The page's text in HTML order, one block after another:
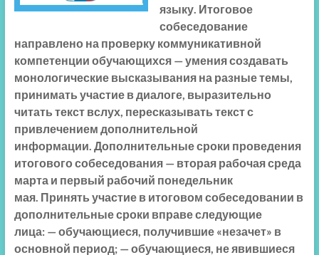
языку. Итоговое
собеседование
направлено на проверку коммуникативной
компетенции обучающихся — умения создавать
монологические высказывания на разные темы,
принимать участие в диалоге, выразительно
читать текст вслух, пересказывать текст с
привлечением дополнительной
информации. Дополнительные сроки проведения
итогового собеседования — вторая рабочая среда
марта и первый рабочий понедельник
мая. Принять участие в итоговом собеседовании в
дополнительные сроки вправе следующие
лица: — обучающиеся, получившие «незачет» в
основной период; — обучающиеся, не явившиеся